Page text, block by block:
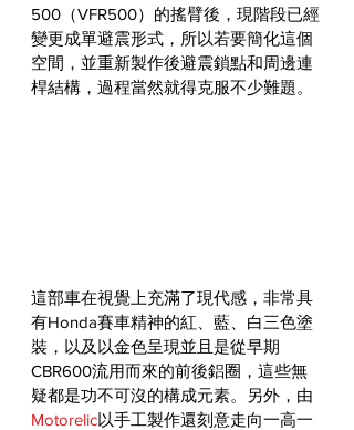
500（VFR500）的搖臂後，現階段已經
變更成單避震形式，所以若要簡化這個
空間，並重新製作後避震鎖點和周邊連
桿結構，過程當然就得克服不少難題。
這部車在視覺上充滿了現代感，非常具
有Honda賽車精神的紅、藍、白三色塗
裝，以及以金色呈現並且是從早期
CBR600流用而來的前後鋁圈，這些無
疑都是功不可沒的構成元素。另外，由
Motorelic以手工製作還刻意走向一高一